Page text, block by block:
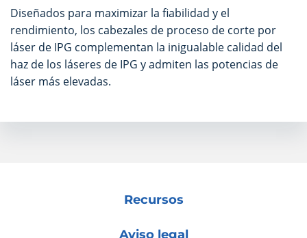
Diseñados para maximizar la fiabilidad y el
rendimiento, los cabezales de proceso de corte por
láser de IPG complementan la inigualable calidad del
haz de los láseres de IPG y admiten las potencias de
láser más elevadas.
Recursos
Aviso legal